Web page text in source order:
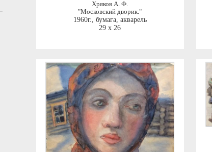
Хряков А. Ф.
"Московский дворик."
1960г., бумага, акварель
29 x 26